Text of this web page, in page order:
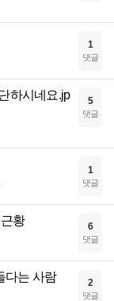
1
댓글
하시네요.jp
5
댓글
1
댓글
황 6
댓글
다는 사람 2
댓글